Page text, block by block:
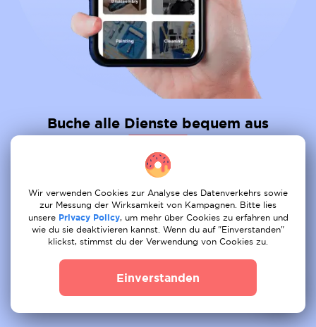
Buche alle Dienste bequem aus
Auftrag posten
02 Angebot erhalten
03 Buchen
Wir verwenden Cookies zur Analyse des Datenverkehrs sowie
zur Messung der Wirksamkeit von Kampagnen. Bitte lies
unsere Privacy Policy, um mehr über Cookies zu erfahren und
wie du sie deaktivieren kannst. Wenn du auf "Einverstanden"
klickst, stimmst du der Verwendung von Cookies zu.
Einverstanden